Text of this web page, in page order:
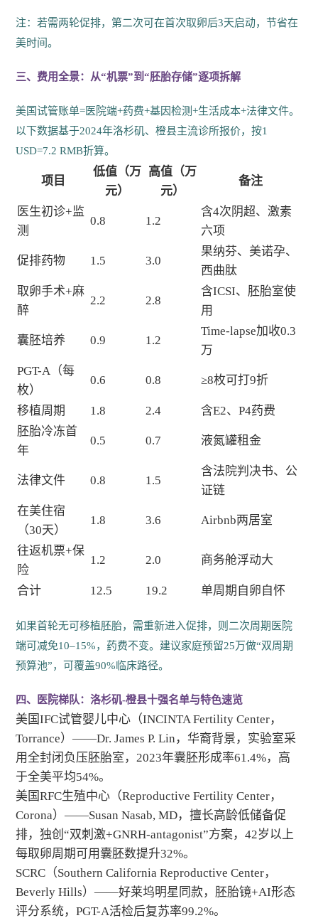
注：若需两轮促排，第二次可在首次取卵后3天启动，节省在
美时间。
三、费用全景：从“机票”到“胚胎存储”逐项拆解
美国试管账单=医院端+药费+基因检测+生活成本+法律文件。
以下数据基于2024年洛杉矶、橙县主流诊所报价，按1
USD=7.2 RMB折算。
项目
低值（万
元）
高值（万
元）
备注
医生初诊+监
测
0.8 1.2
含4次阴超、激素
六项
促排药物 1.5 3.0
果纳芬、美诺孕、
西曲肽
取卵手术+麻
醉
2.2 2.8
含ICSI、胚胎室使
用
囊胚培养 0.9 1.2
Time-lapse加收0.3
万
PGT-A（每
枚）
0.6 0.8 ≥8枚可打9折
移植周期 1.8 2.4
含E2、P4药费
胚胎冷冻首
年
0.5 0.7 液氮罐租金
法律文件 0.8 1.5
含法院判决书、公
证链
在美住宿
（30天）
1.8 3.6 Airbnb两居室
往返机票+保
险
1.2 2.0 商务舱浮动大
合计 12.5 19.2 单周期自卵自怀
如果首轮无可移植胚胎，需重新进入促排，则二次周期医院
端可减免10–15%，药费不变。建议家庭预留25万做“双周期
预算池”，可覆盖90%临床路径。
四、医院梯队：洛杉矶-橙县十强名单与特色速览
美国IFC试管婴儿中心（INCINTA Fertility Center，
Torrance）——Dr. James P. Lin，华裔背景，实验室采
用全封闭负压胚胎室，2023年囊胚形成率61.4%，高
于全美平均54%。
美国RFC生殖中心（Reproductive Fertility Center，
Corona）——Susan Nasab, MD，擅长高龄低储备促
排，独创“双刺激+GNRH-antagonist”方案，42岁以上
每取卵周期可用囊胚数提升32%。
SCRC（Southern California Reproductive Center，
Beverly Hills）——好莱坞明星同款，胚胎镜+AI形态
评分系统，PGT-A活检后复苏率99.2%。